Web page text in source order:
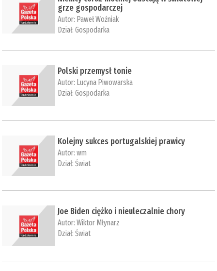
grze gospodarczej
Autor: Paweł Woźniak
Dział:Gospodarka
Polski przemysł tonie
Autor: Lucyna Piwowarska
Dział:Gospodarka
Kolejny sukces portugalskiej prawicy
Autor:wm
Dział:Świat
Joe Biden ciężko i nieuleczalnie chory
Autor:Wiktor Młynarz
Dział:Świat